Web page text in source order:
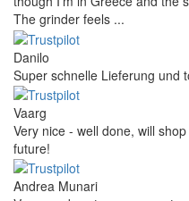
products were in great
shipping to Switzerland ...
Mihaylovich
perfect all
Nerijus
Excellent store! Friendly and
shipping, and the item arrived
purchasing experience was